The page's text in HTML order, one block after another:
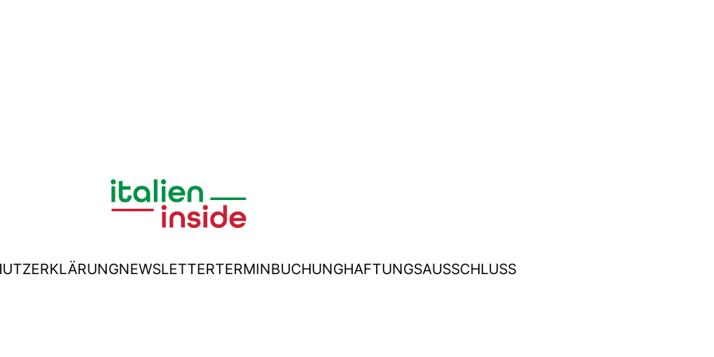
NEWSLETTERTERMINBUCHUNGHAFTUNGSAUSSCHLUSS